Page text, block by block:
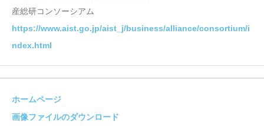
産総研コンソーシアム
https://www.aist.go.jp/aist_j/business/alliance/consortium/i
ndex.html
ホームページ
画像ファイルのダウンロード